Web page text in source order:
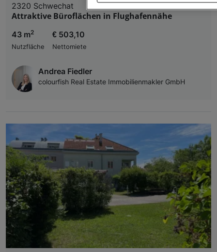
2320 Schwechat
Attraktive Büroflächen in Flughafennähe
43 m2
Nutzfläche
€ 503,10
Nettomiete
Andrea Fiedler
colourfish Real Estate Immobilienmakler GmbH
Wir und unsere Partner